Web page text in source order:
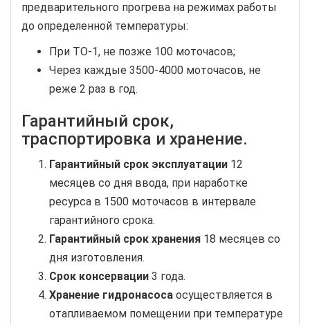
предварительного прогрева на режимах работы
до определенной температуры:
При ТО-1, не позже 100 моточасов;
Через каждые 3500-4000 моточасов, не
реже 2 раз в год.
Гарантийный срок,
траспортировка и хранение.
Гарантийный срок эксплуатации 12
месяцев со дня ввода, при наработке
ресурса в 1500 моточасов в интервале
гарантийного срока.
Гарантийный срок хранения 18 месяцев со
дня изготовления.
Срок консервации 3 года.
Хранение гидронасоса осуществляется в
отапливаемом помещении при температуре